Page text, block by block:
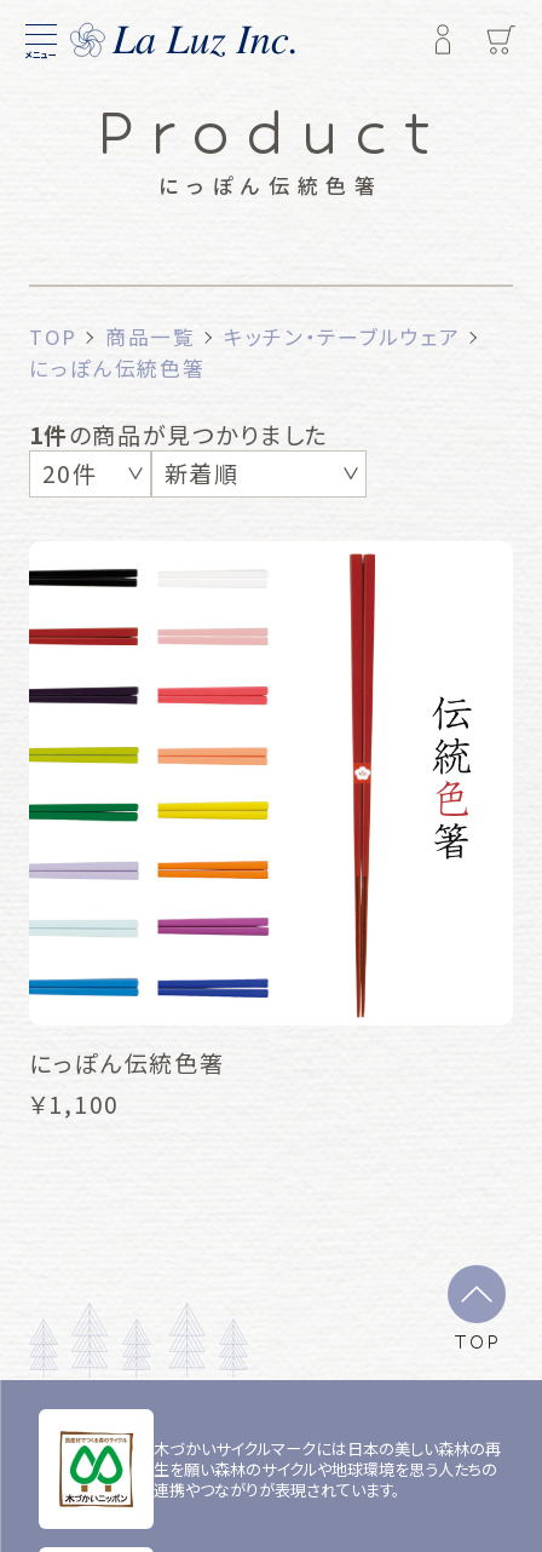
メニュー
Product
にっぽん伝統色箸
TOP 商品一覧
キッチン・テーブルウェア
にっぽん伝統色箸
1件の商品が見つかりました
にっぽん伝統色箸
￥1,100
TOP
木づかいサイクルマークには日本の美しい森林の再
生を願い森林のサイクルや地球環境を思う人たちの
連携やつながりが表現されています。